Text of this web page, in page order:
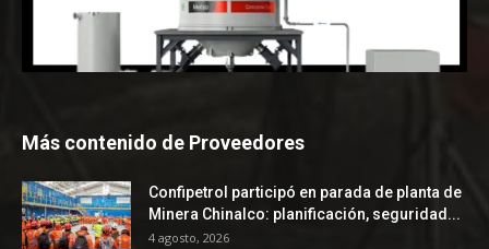
Más contenido de Proveedores
Confipetrol participó en parada de planta de
Minera Chinalco: planificación, seguridad...
4 agosto, 2026